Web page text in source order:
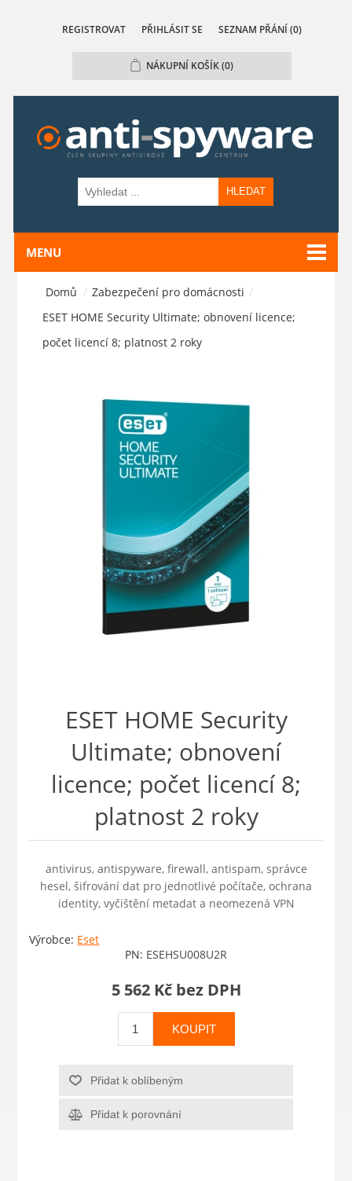
REGISTROVAT PŘIHLÁSIT SE SEZNAM PŘÁNÍ (0)
NÁKUPNÍ KOŠÍK(0)
HLEDAT
MENU
Domů / Zabezpečení pro domácnosti /
ESET HOME Security Ultimate; obnovení licence;
počet licencí 8; platnost 2 roky
ESET HOME Security
Ultimate; obnovení
licence; počet licencí 8;
platnost 2 roky
antivirus, antispyware, firewall, antispam, správce
hesel, šifrování dat pro jednotlivé počítače, ochrana
identity, vyčištění metadat a neomezená VPN
Výrobce: Eset
PN: ESEHSU008U2R
5 562 Kč bez DPH
KOUPIT
Přidat k oblíbeným
Přidat k porovnání